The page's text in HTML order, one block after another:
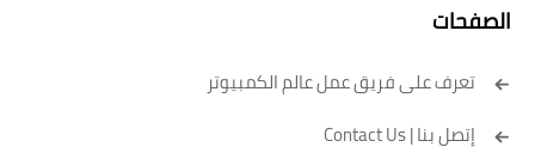
الصفحات
تعرف على فريق عمل عالم الكمبيوتر
إتصل بنا | Contact Us